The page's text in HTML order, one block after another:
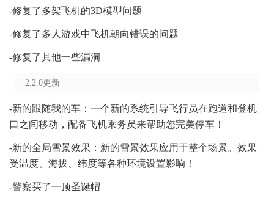
-修复了多架飞机的3D模型问题
-修复了多人游戏中飞机朝向错误的问题
-修复了其他一些漏洞
2.2.0更新
-新的跟随我的车：一个新的系统引导飞行员在跑道和登机
口之间移动，配备飞机乘务员来帮助您完美停车！
-新的全局雪景效果：新的雪景效果应用于整个场景。效果
受温度、海拔、纬度等各种环境设置影响！
-警察买了一顶圣诞帽